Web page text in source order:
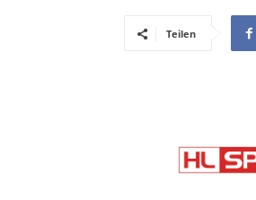
Teilen